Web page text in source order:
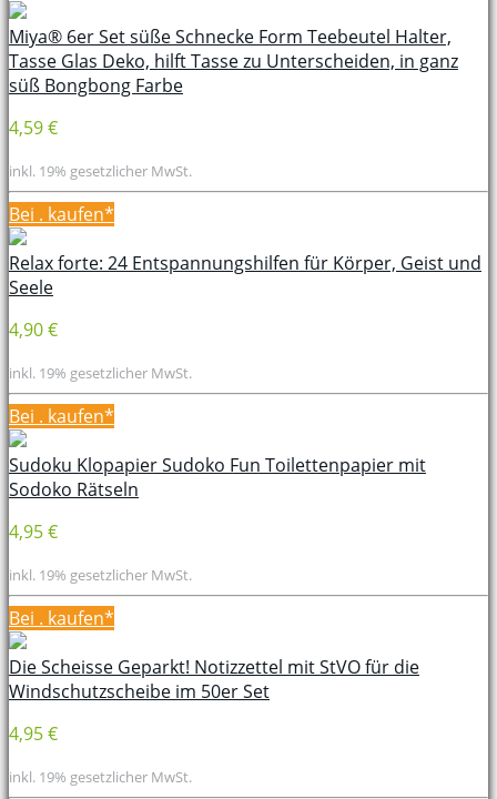
Miya® 6er Set süße Schnecke Form Teebeutel Halter,
Tasse Glas Deko, hilft Tasse zu Unterscheiden, in ganz
süß Bongbong Farbe
4,59 €
inkl. 19% gesetzlicher MwSt.
Bei . kaufen*
Relax forte: 24 Entspannungshilfen für Körper, Geist und
Seele
4,90 €
inkl. 19% gesetzlicher MwSt.
Bei . kaufen*
Sudoku Klopapier Sudoko Fun Toilettenpapier mit
Sodoko Rätseln
4,95 €
inkl. 19% gesetzlicher MwSt.
Bei . kaufen*
Die Scheisse Geparkt! Notizzettel mit StVO für die
Windschutzscheibe im 50er Set
4,95 €
inkl. 19% gesetzlicher MwSt.